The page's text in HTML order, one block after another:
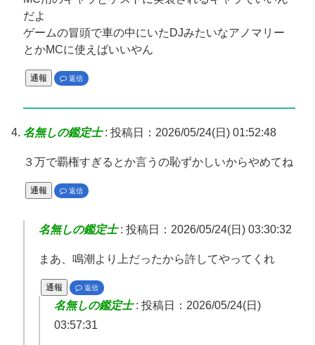
だよ
ゲームの冒頭で車の中にいたDJみたいなアノマリー
とかMCに使えばいいやん
通報 返信
名無しの鑑定士: 投稿日：2026/05/24(日) 01:52:48
３万で覇権すぎるとか言うの恥ずかしいからやめてね
通報 返信
名無しの鑑定士: 投稿日：2026/05/24(日) 03:30:32
まあ、鳴潮より上だったから許してやってくれ
通報 返信
名無しの鑑定士: 投稿日：2026/05/24(日)
03:57:31